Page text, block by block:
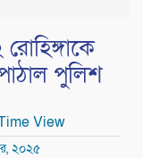
পুলিশ
View
২০২৫